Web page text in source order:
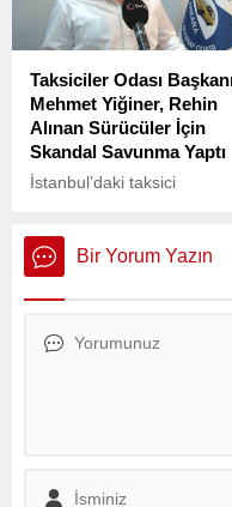
donanımıyla dikkat çeken
MG7, Passion ve
farklı donanım seviyesiyle
satışa sunuluyor.
Taksiciler Odası
Mehmet Yiğiner, Rehin
Alınan Sürücüler İçin
Skandal Savunma Yaptı
İstanbul’daki taksici
yeni bir kriz yarattı. 30 Ocak
Perşembe akşamı Sincan
ilçesinde yaşanan olayda,
Y.E.’yi zorla alıkoyan N.E.B.
Bir Yorum Yazın